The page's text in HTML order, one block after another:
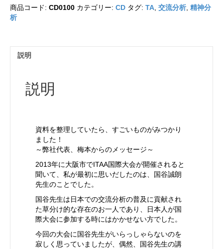
国
谷
商品コード: CD0100 カテゴリー: CD タグ: TA 交流分析 精神分
析
説明
説明
資料を整理していたら、すごいものがみつかり
ました！
～弊社代表、梅本からのメッセージ～
2013年に大阪市でITAA国際大会が開催されると
聞いて、私が最初に思いだしたのは、国谷誠朗
先生のことでした。
国谷先生は日本での交流分析の普及に貢献され
た草分け的な存在のお一人であり、日本人が国
際大会に参加する時にはかかせない方でした。
今回の大会に国谷先生がいらっしゃらないのを
寂しく思っていましたが、偶然、国谷先生の講